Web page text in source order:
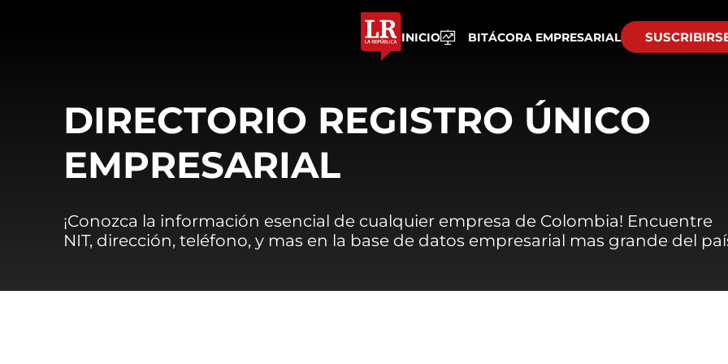
INICIO BITÁCORA EMPRESARIAL
DIRECTORIO REGISTRO ÚNICO
EMPRESARIAL
¡Conozca la información esencial de cualquier empresa de Colombia! Encuentre
NIT, dirección, teléfono, y mas en la base de datos empresarial mas grande del